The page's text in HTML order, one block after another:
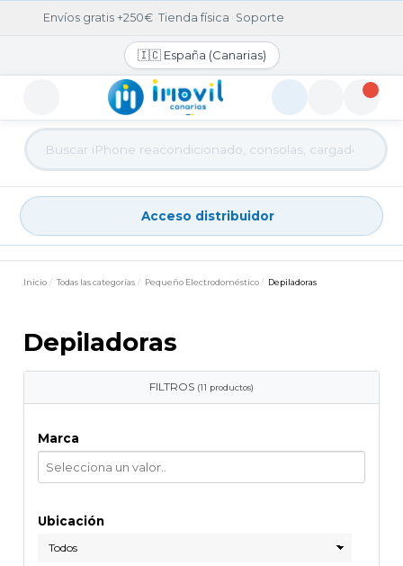
Envíos gratis +250€ ·Tienda física · Soporte
🇮🇨 España (Canarias)
Acceso distribuidor
Acceso distribuidor
Inicio Todas las categorías Pequeño Electrodoméstico Depiladoras
Depiladoras
FILTROS (11 productos)
Marca
Ubicación